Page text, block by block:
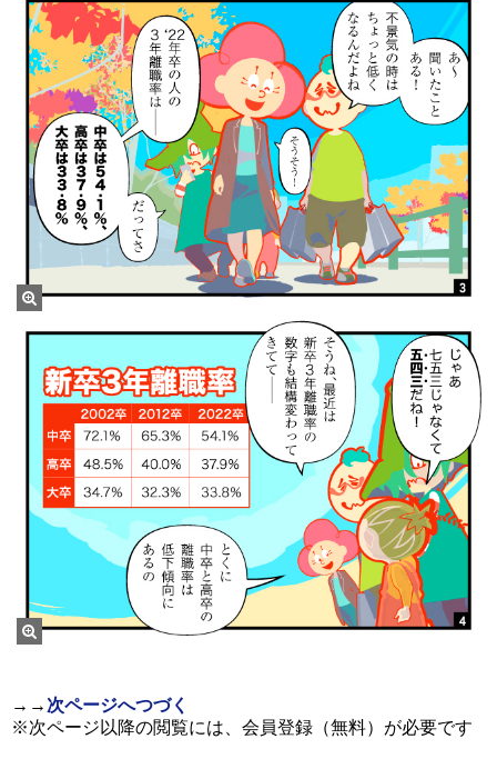
→ → 次ページへつづく
※次ページ以降の閲覧には、会員登録（無料）が必要です